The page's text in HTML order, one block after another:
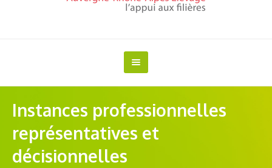
Instances professionnelles
représentatives et
décisionnelles